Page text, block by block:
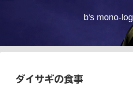
b's mono-log
ダイサギの食事